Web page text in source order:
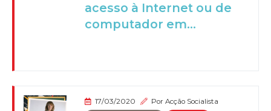
acesso à Internet ou de
computador em...
17/03/2020 PorAcção Socialista